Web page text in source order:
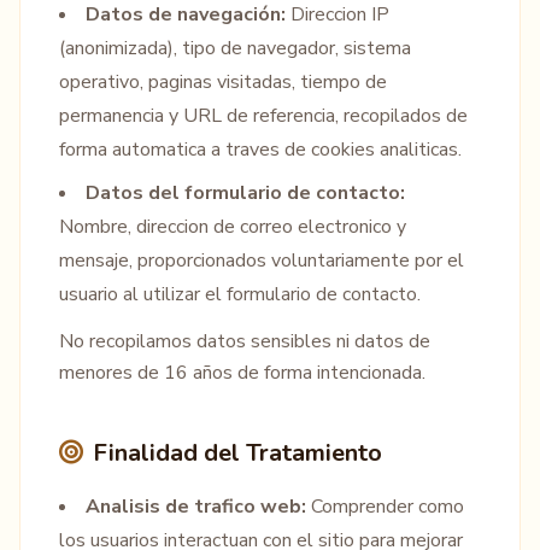
Datos de navegación: Direccion IP
(anonimizada), tipo de navegador, sistema
operativo, paginas visitadas, tiempo de
permanencia y URL de referencia, recopilados de
forma automatica a traves de cookies analiticas.
Datos del formulario de contacto:
Nombre, direccion de correo electronico y
mensaje, proporcionados voluntariamente por el
usuario al utilizar el formulario de contacto.
No recopilamos datos sensibles ni datos de
menores de 16 años de forma intencionada.
Finalidad del Tratamiento
Analisis de trafico web: Comprender como
los usuarios interactuan con el sitio para mejorar